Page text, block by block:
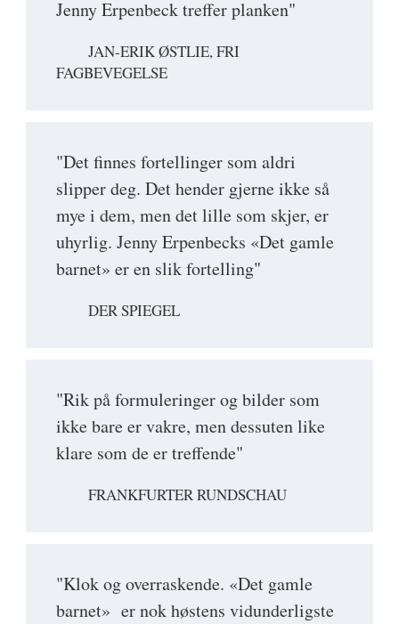
Jenny Erpenbeck treffer planken"
JAN-ERIK ØSTLIE, FRI
FAGBEVEGELSE
"Det finnes fortellinger som aldri
slipper deg. Det hender gjerne ikke så
mye i dem, men det lille som skjer, er
uhyrlig. Jenny Erpenbecks «Det gamle
barnet» er en slik fortelling"
DER SPIEGEL
"Rik på formuleringer og bilder som
ikke bare er vakre, men dessuten like
klare som de er treffende"
FRANKFURTER RUNDSCHAU
"Klok og overraskende. «Det gamle
barnet» er nok høstens vidunderligste